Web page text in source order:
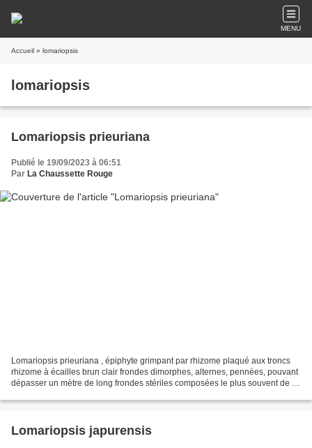
MENU
Accueil » lomariopsis
lomariopsis
Lomariopsis prieuriana
Publié le 19/09/2023 à 06:51
Par La Chaussette Rouge
Lomariopsis prieuriana , épiphyte grimpant par rhizome plaqué aux troncs
rhizome à écailles brun clair frondes dimorphes, alternes, pennées, pouvant
dépasser un mètre de long frondes stériles composées le plus souvent de 3
Lomariopsis japurensis